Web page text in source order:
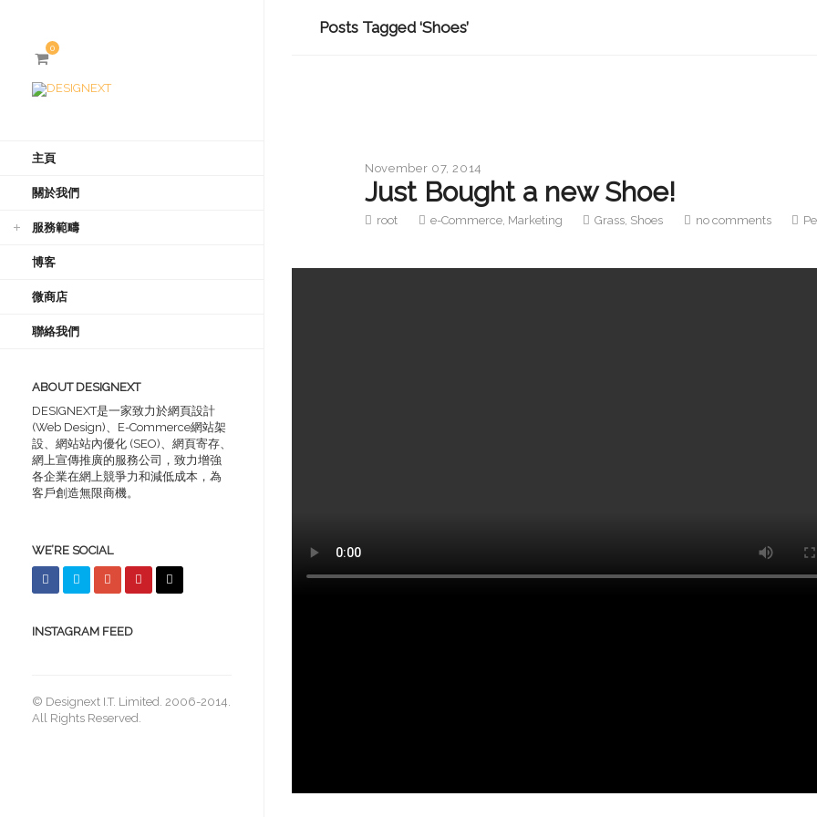
0
主頁
關於我們
服務範疇
博客
微商店
聯絡我們
ABOUT DESIGNEXT
DESIGNEXT是一家致力於網頁設計
(Web Design)、E-Commerce網站架
設、網站站內優化 (SEO)、網頁寄存、
網上宣傳推廣的服務公司，致力增強
各企業在網上競爭力和減低成本，為
客戶創造無限商機。
WE’RE SOCIAL
INSTAGRAM FEED
© Designext I.T. Limited. 2006-2014.
All Rights Reserved.
Posts Tagged ‘Shoes’
November 07, 2014
Just Bought a new Shoe!
root e-Commerce, Marketing Grass, Shoes no comments